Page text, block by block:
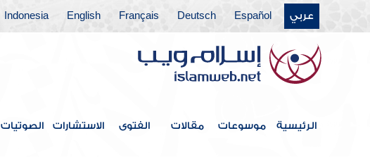
عربي Español
Deutsch
Français
English
Indonesia
الرئيسية موسوعات مقالات الفتوى الاستشارات الصوتيات